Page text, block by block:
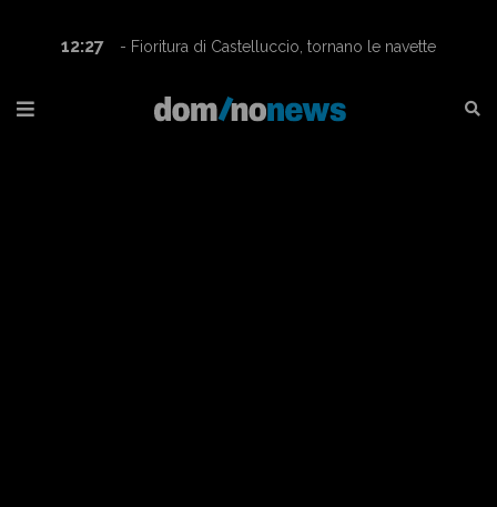
12:27
- Fioritura di Castelluccio, tornano le navette